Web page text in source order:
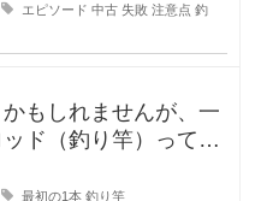
エピソード 中古 失敗 注意点 釣
もしれませんが、一
ド（釣り竿）ってど
最初の1本 釣り竿